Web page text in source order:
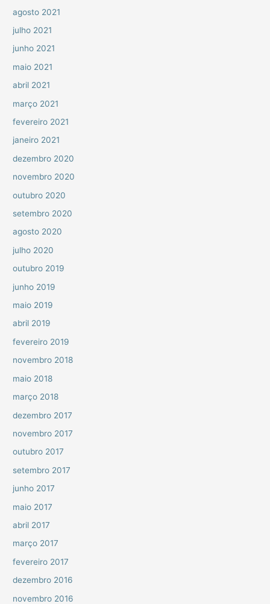
agosto 2021
julho 2021
junho 2021
maio 2021
abril 2021
março 2021
fevereiro 2021
janeiro 2021
dezembro 2020
novembro 2020
outubro 2020
setembro 2020
agosto 2020
julho 2020
outubro 2019
junho 2019
maio 2019
abril 2019
fevereiro 2019
novembro 2018
maio 2018
março 2018
dezembro 2017
novembro 2017
outubro 2017
setembro 2017
junho 2017
maio 2017
abril 2017
março 2017
fevereiro 2017
dezembro 2016
novembro 2016